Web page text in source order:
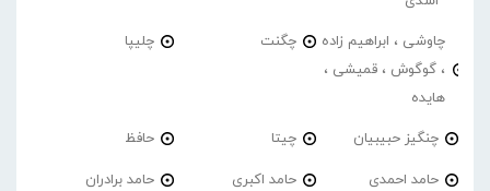
چاوشی ، ابراهیم زاده
، گوگوش ، قمیشی ،
هایده
چگنت چلیپا
چنگیز حبیبیان چیتا حافظ
حامد احمدی حامد اکبری حامد برادران